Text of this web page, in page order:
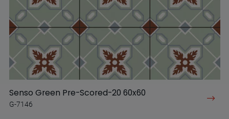
Senso Green Pre-Scored-20 60x60
G-7146